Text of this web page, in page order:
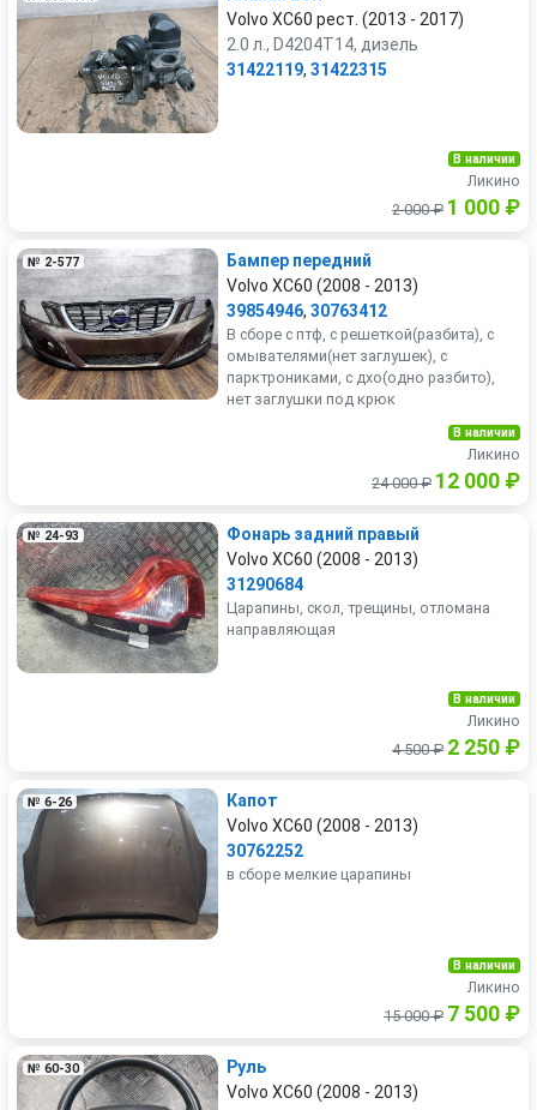
Volvo XC60 рест. (2013 - 2017)
2.0 л., D4204T14, дизель
31422119, 31422315
В наличии
Ликино
2 000 ₽ 1 000 ₽
№ 2-577
Бампер передний
Volvo XC60 (2008 - 2013)
39854946, 30763412
В сборе с птф, с решеткой(разбита), с
омывателями(нет заглушек), с
парктрониками, с дхо(одно разбито),
нет заглушки под крюк
В наличии
Ликино
24 000 ₽ 12 000 ₽
№ 24-93
Фонарь задний правый
Volvo XC60 (2008 - 2013)
31290684
Царапины, скол, трещины, отломана
направляющая
В наличии
Ликино
4 500 ₽ 2 250 ₽
№ 6-26
Капот
Volvo XC60 (2008 - 2013)
30762252
в сборе мелкие царапины
В наличии
Ликино
15 000 ₽ 7 500 ₽
№ 60-30
Руль
Volvo XC60 (2008 - 2013)